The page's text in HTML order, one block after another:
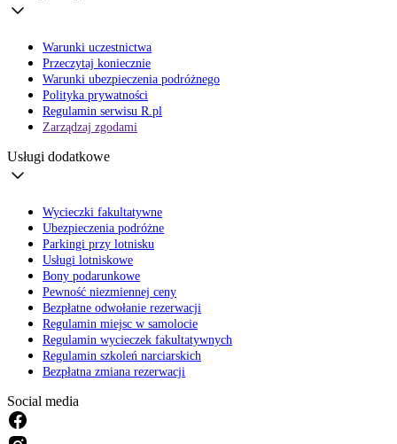
Warunki uczestnictwa
Przeczytaj koniecznie
Warunki ubezpieczenia podróżnego
Polityka prywatności
Regulamin serwisu R.pl
Zarządzaj zgodami
Usługi dodatkowe
Wycieczki fakultatywne
Ubezpieczenia podróżne
Parkingi przy lotnisku
Usługi lotniskowe
Bony podarunkowe
Pewność niezmiennej ceny
Bezpłatne odwołanie rezerwacji
Regulamin miejsc w samolocie
Regulamin wycieczek fakultatywnych
Regulamin szkoleń narciarskich
Bezpłatna zmiana rezerwacji
Social media